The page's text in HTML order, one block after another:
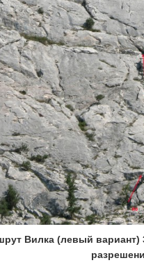
Вилка (левый